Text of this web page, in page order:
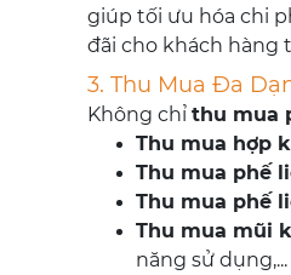
giúp tối ưu hóa chi
đãi cho khách hàng
3. Thu Mua Đa
Không chỉ thu mua
Thu mua hợp
Thu mua phế
Thu mua phế
Thu mua mũi
năng sử dụng,...